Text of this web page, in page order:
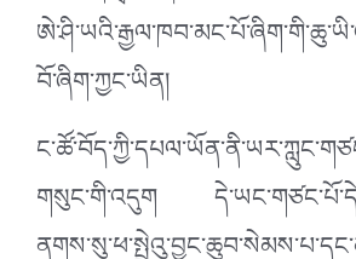
བོ་ཞིག་ཀྱང་ཡིན།
གསུང་གི་འདུག